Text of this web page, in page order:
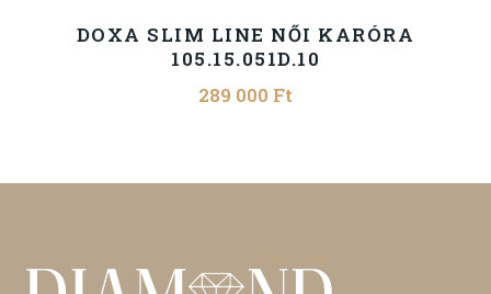
DOXA SLIM LINE NŐI KARÓRA
105.15.051D.10
289 000 Ft